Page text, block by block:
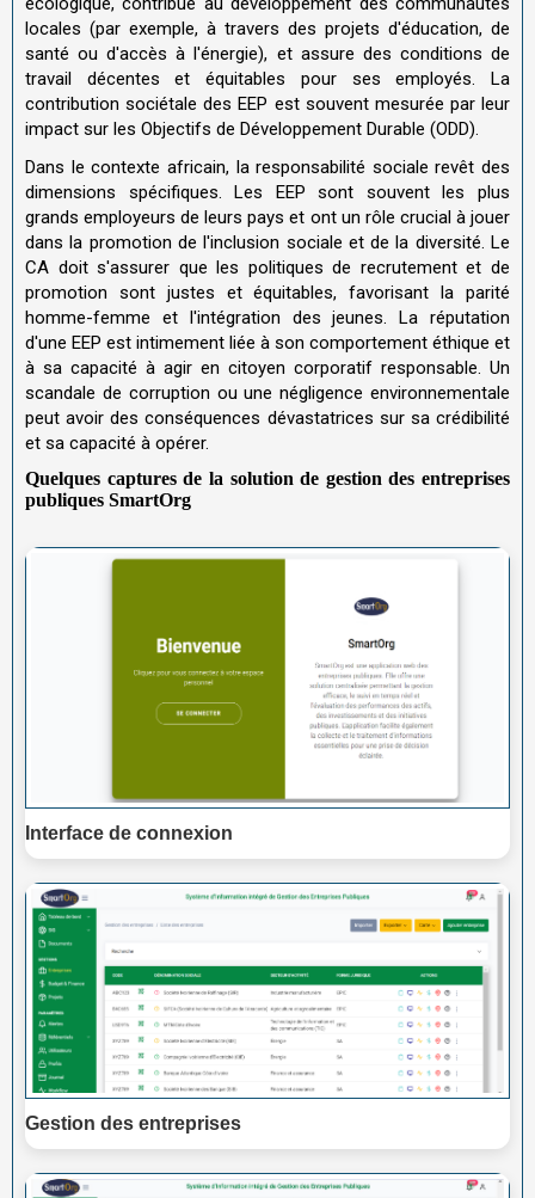
locales (par exemple, à travers des projets d'éducation, de
santé ou d'accès à l'énergie), et assure des conditions de
travail décentes et équitables pour ses employés. La
contribution sociétale des EEP est souvent mesurée par leur
impact sur les Objectifs de Développement Durable (ODD).
Dans le contexte africain, la responsabilité sociale revêt des
dimensions spécifiques. Les EEP sont souvent les plus
grands employeurs de leurs pays et ont un rôle crucial à jouer
dans la promotion de l'inclusion sociale et de la diversité. Le
CA doit s'assurer que les politiques de recrutement et de
promotion sont justes et équitables, favorisant la parité
homme-femme et l'intégration des jeunes. La réputation
d'une EEP est intimement liée à son comportement éthique et
à sa capacité à agir en citoyen corporatif responsable. Un
scandale de corruption ou une négligence environnementale
peut avoir des conséquences dévastatrices sur sa crédibilité
et sa capacité à opérer.
Quelques captures de la solution de gestion des entreprises
publiques SmartOrg
Interface de connexion
Gestion des entreprises